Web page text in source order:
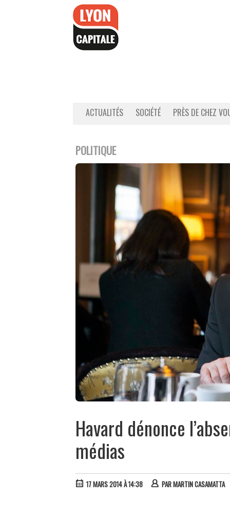
ACTUALITÉS SOCIÉTÉ PRÈS DE CHEZ
POLITIQUE
Havard dénonce
médias
17 MARS 2014 À 14:38 PARMARTIN CASAMATTA